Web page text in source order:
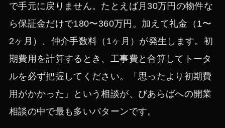
で手元に戻りません。たとえば月30万円の物件な
ら保証金だけで180〜360万円。加えて礼金（1〜
2ヶ月）、仲介手数料（1ヶ月）が発生します。初
期費用を計算するとき、工事費と合算してトータ
ルを必ず把握してください。「思ったより初期費
用がかかった」という相談が、びあらばへの開業
相談の中で最も多いパターンです。